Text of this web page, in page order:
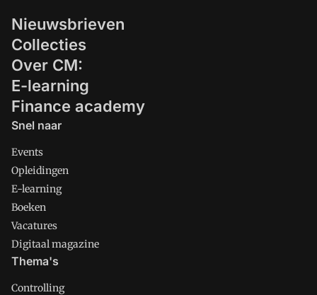
miljardenwinsten behaalde.
Nieuwsbrieven
Collecties
Over CM:
E-learning
Finance academy
Snel naar
Events
Opleidingen
E-learning
Boeken
Vacatures
Digitaal magazine
Thema's
Controlling